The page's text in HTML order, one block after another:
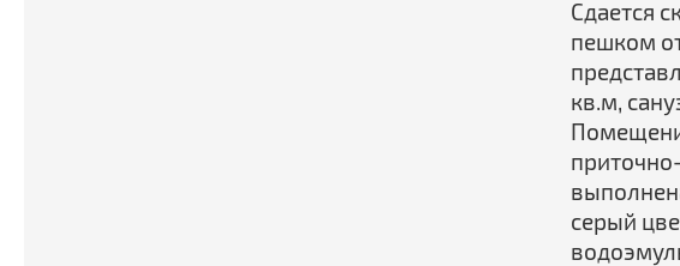
Сдается
пешком
кв.м,
серый